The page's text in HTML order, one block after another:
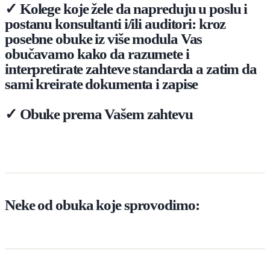
✓ Kolege koje žele da napreduju u poslu i
postanu konsultanti i/ili auditori: kroz
posebne obuke iz više modula Vas
obučavamo kako da razumete i
interpretirate zahteve standarda a zatim da
sami kreirate dokumenta i zapise
✓ Obuke prema Vašem zahtevu
Neke od obuka koje sprovodimo: